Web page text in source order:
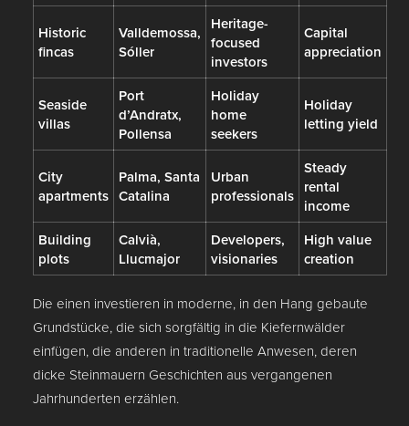
Historic
fincas
Valldemossa,
Sóller
Heritage-
focused
investors
Capital
appreciation
Seaside
villas
Port
d’Andratx,
Pollensa
Holiday
home
seekers
Holiday
letting yield
City
apartments
Palma, Santa
Catalina
Urban
professionals
Steady
rental
income
Building
plots
Calvià,
Llucmajor
Developers,
visionaries
High value
creation
Die einen investieren in moderne, in den Hang gebaute
Grundstücke, die sich sorgfältig in die Kiefernwälder
einfügen, die anderen in traditionelle Anwesen, deren
dicke Steinmauern Geschichten aus vergangenen
Jahrhunderten erzählen.